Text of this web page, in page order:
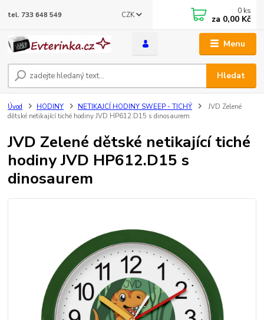
Menu
CZK
Hledat
tel. 733 648 549 0 ks
za 0,00 Kč
Úvod HODINY NETIKAJCÍ HODINY SWEEP - TICHÝ
JVD Zelené
dětské netikající tiché hodiny JVD HP612.D15 s dinosaurem
JVD Zelené dětské netikající tiché
hodiny JVD HP612.D15 s
dinosaurem